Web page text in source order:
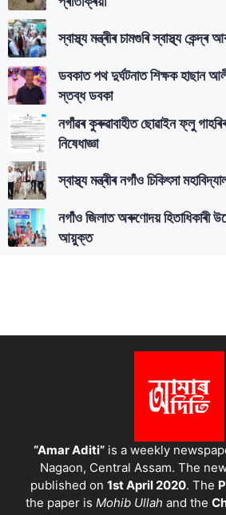
স্বাস্থ্য মন্ত্ৰীৰ চামগুৰি স্বাস্থ্য কেন্দ্ৰ
ডবকাত পথ দুৰ্ঘটনাত শিক্ষক হাছান
স্তব্ধ ডবকা
নগাঁৱৰ কুৰুৱাবাহীত ছোৱাইন ফ্লু
নিষেধাজ্ঞা
স্বাস্থ্য মন্ত্ৰীৰ নগাঁও চিকিৎসা
নগাঁও জিলাত অৰুণোদয় হিতাধিকাৰী
আয়ুক্ত
“Amar Aditi”is a weekly
Nagaon, Central Assam. The
published on 1st April 2020. The
the paper is Mohib Ullah and the